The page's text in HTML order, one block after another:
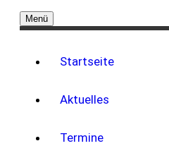
Menü
Startseite
Aktuelles
Termine